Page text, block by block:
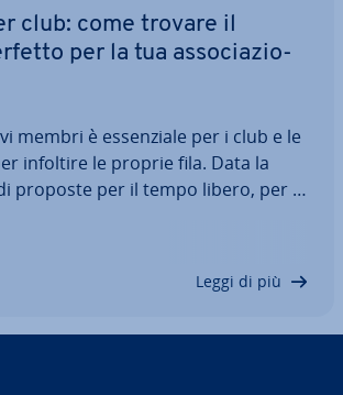
club: come trovare il
per la tua as­so­cia­zio­
membri è es­sen­zia­le per i club e le
infoltire le proprie fila. Data la
proposte per il tempo libero, per le
con le ricerche e far emergere im­
Leggi di più